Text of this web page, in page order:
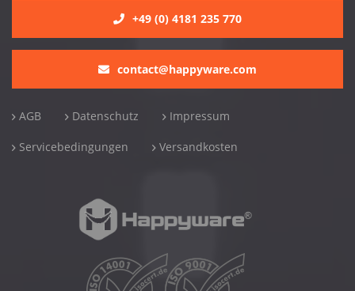
+49 (0) 4181 235 770
contact@happyware.com
AGB Datenschutz Impressum
Servicebedingungen Versandkosten